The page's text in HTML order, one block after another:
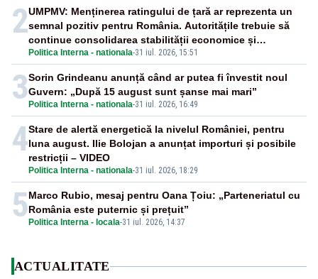
2
Politica Interna - nationala-31 iul. 2026, 15:51
UMPMV: Menținerea ratingului de țară ar reprezenta un
semnal pozitiv pentru România. Autoritățile trebuie să
continue consolidarea stabilității economice și
financiare
3 Politica Interna - nationala-31 iul. 2026, 16:49
Sorin Grindeanu anunță când ar putea fi învestit noul
Guvern: „După 15 august sunt șanse mai mari”
4
Politica Interna - nationala-31 iul. 2026, 18:29
Stare de alertă energetică la nivelul României, pentru
luna august. Ilie Bolojan a anunțat importuri și posibile
restricții – VIDEO
5 Politica Interna - locala-31 iul. 2026, 14:37
Marco Rubio, mesaj pentru Oana Țoiu: „Parteneriatul cu
România este puternic și prețuit”
ACTUALITATE